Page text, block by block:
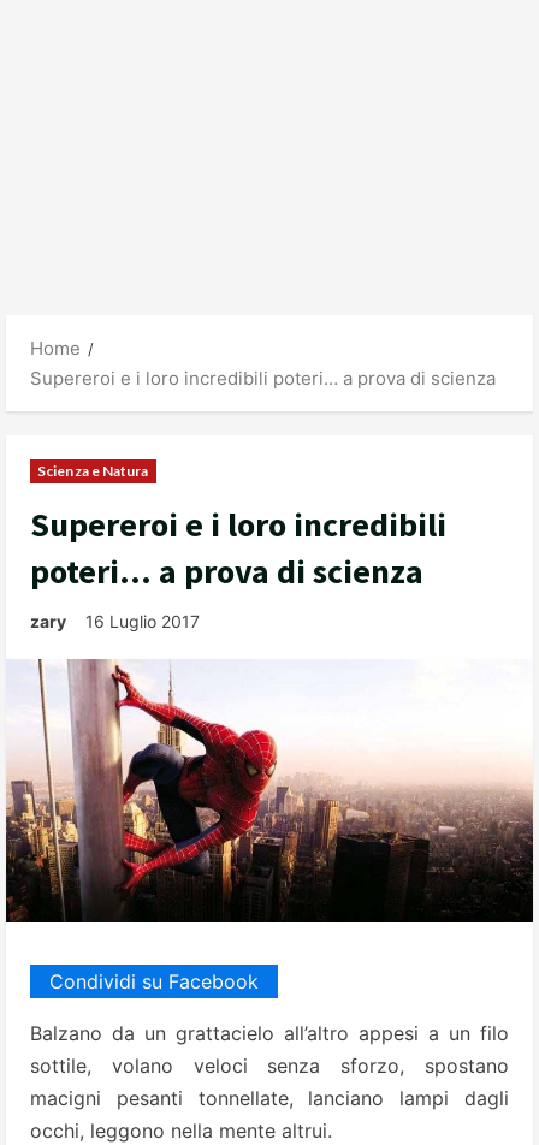
Home
Supereroi e i loro incredibili poteri… a prova di scienza
Scienza e Natura
Supereroi e i loro incredibili
poteri… a prova di scienza
zary 16 Luglio 2017
Condividi su Facebook
Balzano da un grattacielo all’altro appesi a un filo
sottile, volano veloci senza sforzo, spostano
macigni pesanti tonnellate, lanciano lampi dagli
occhi, leggono nella mente altrui.